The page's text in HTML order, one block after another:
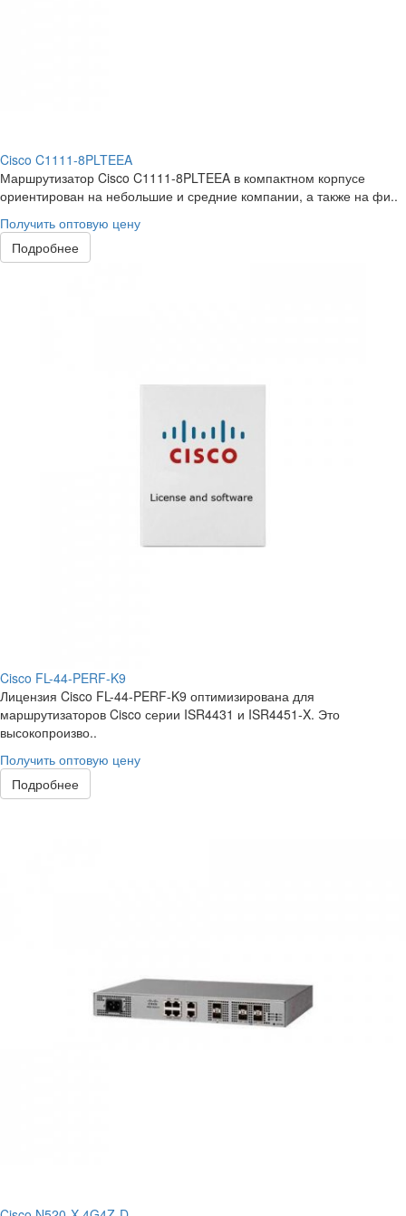
Cisco C1111-8PLTEEA
Маршрутизатор Cisco C1111-8PLTEEA в компактном корпусе
ориентирован на небольшие и средние компании, а также на фи..
Получить оптовую цену
Подробнее
Cisco FL-44-PERF-K9
Лицензия Cisco FL-44-PERF-K9 оптимизирована для
маршрутизаторов Cisco серии ISR4431 и ISR4451-X. Это
высокопроизво..
Получить оптовую цену
Подробнее